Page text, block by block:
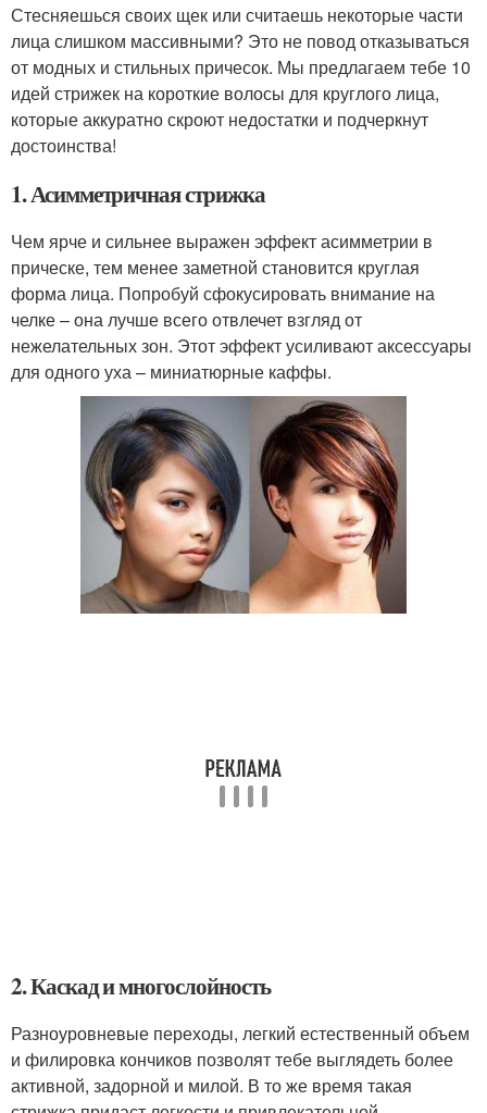
Стесняешься своих щек или считаешь некоторые части
лица слишком массивными? Это не повод отказываться
от модных и стильных причесок. Мы предлагаем тебе 10
идей стрижек на короткие волосы для круглого лица,
которые аккуратно скроют недостатки и подчеркнут
достоинства!
1. Асимметричная стрижка
Чем ярче и сильнее выражен эффект асимметрии в
прическе, тем менее заметной становится круглая
форма лица. Попробуй сфокусировать внимание на
челке – она лучше всего отвлечет взгляд от
нежелательных зон. Этот эффект усиливают аксессуары
для одного уха – миниатюрные каффы.
2. Каскад и многослойность
Разноуровневые переходы, легкий естественный объем
и филировка кончиков позволят тебе выглядеть более
активной, задорной и милой. В то же время такая